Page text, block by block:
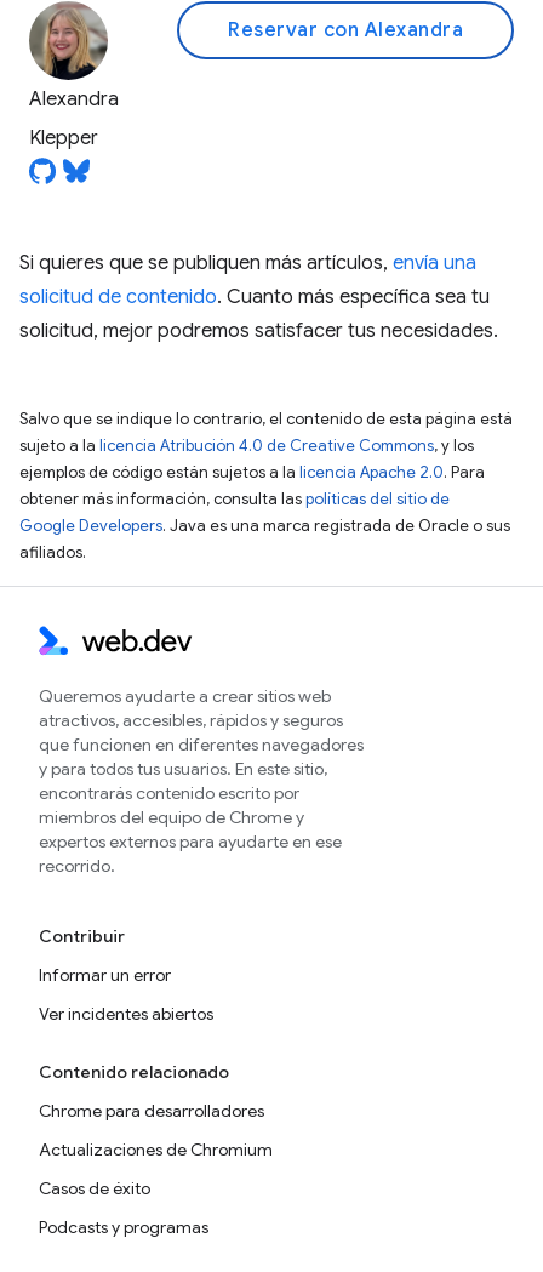
Alexandra
Klepper
Reservar con Alexandra
Si quieres que se publiquen más artículos, envía una
solicitud de contenido. Cuanto más específica sea tu
solicitud, mejor podremos satisfacer tus necesidades.
Salvo que se indique lo contrario, el contenido de esta página está
sujeto a la licencia Atribución 4.0 de Creative Commons, y los
ejemplos de código están sujetos a la licencia Apache 2.0. Para
obtener más información, consulta laspolíticas del sitio de
Google Developers. Java es una marca registrada de Oracle o sus
afiliados.
Queremos ayudarte a crear sitios web
atractivos, accesibles, rápidos y seguros
que funcionen en diferentes navegadores
y para todos tus usuarios. En este sitio,
encontrarás contenido escrito por
miembros del equipo de Chrome y
expertos externos para ayudarte en ese
recorrido.
Contribuir
Informar un error
Ver incidentes abiertos
Contenido relacionado
Chrome para desarrolladores
Actualizaciones de Chromium
Casos de éxito
Podcasts y programas